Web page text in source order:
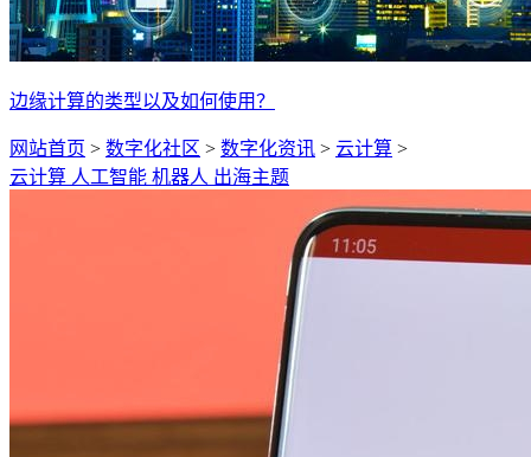
边缘计算的类型以及如何使用？
网站首页 > 数字化社区 > 数字化资讯 > 云计算 >
云计算 人工智能 机器人 出海主题